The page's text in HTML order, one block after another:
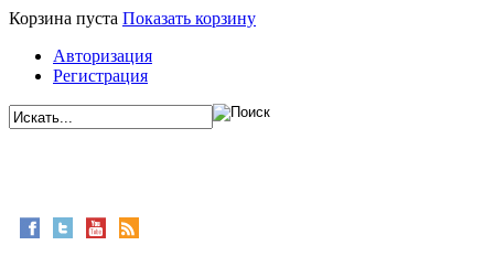
Корзина пуста Показать корзину
Авторизация
Регистрация